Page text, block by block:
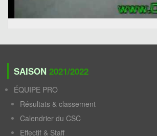
SAISON 2021/2022
ÉQUIPE PRO
Résultats & classement
Calendrier du CSC
Effectif & Staff